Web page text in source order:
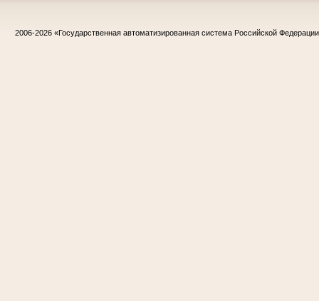
2006-2026 «Государственная автоматизированная система Российской